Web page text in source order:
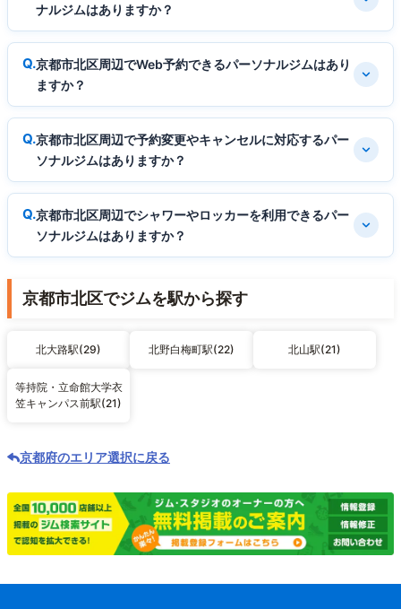
ナルジムはありますか？
京都市北区周辺でWeb予約できるパーソナルジムはあり
ますか？
京都市北区周辺で予約変更やキャンセルに対応するパー
ソナルジムはありますか？
京都市北区周辺でシャワーやロッカーを利用できるパー
ソナルジムはありますか？
京都市北区でジムを駅から探す
北大路駅(29) 北野白梅町駅(22) 北山駅(21)
等持院・立命館大学衣
笠キャンパス前駅(21)
京都府のエリア選択に戻る